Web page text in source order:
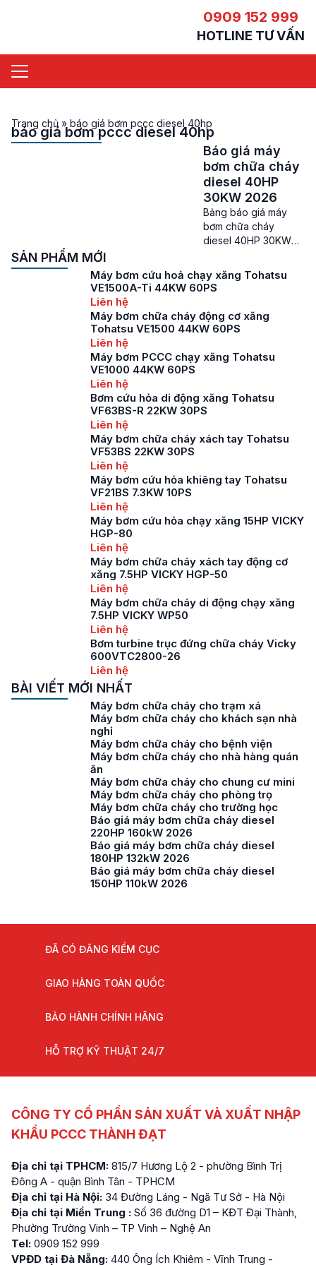
0909 152 999
HOTLINE TƯ VẤN
Trang chủ » báo giá bơm pccc diesel 40hp
báo giá bơm pccc diesel 40hp
Báo giá máy
bơm chữa cháy
diesel 40HP
30KW 2026
Bảng báo giá máy
bơm chữa cháy
diesel 40HP 30KW
bơm chữa cháy
diesel 40HP – Máy
càng đóng vai trò
quan trọng trong việc
nổ, cũng như giảm
Máy bơm chữa cháy
được […]
SẢN PHẨM MỚI
Máy bơm cứu hoả chạy xăng Tohatsu
VE1500A-Ti 44KW 60PS
Liên hệ
Máy bơm chữa cháy động cơ xăng
Tohatsu VE1500 44KW 60PS
Liên hệ
Máy bơm PCCC chạy xăng Tohatsu
VE1000 44KW 60PS
Liên hệ
Bơm cứu hỏa di động xăng Tohatsu
VF63BS-R 22KW 30PS
Liên hệ
Máy bơm chữa cháy xách tay Tohatsu
VF53BS 22KW 30PS
Liên hệ
Máy bơm cứu hỏa khiêng tay Tohatsu
VF21BS 7.3KW 10PS
Liên hệ
Máy bơm cứu hỏa chạy xăng 15HP VICKY
HGP-80
Liên hệ
Máy bơm chữa cháy xách tay động cơ
xăng 7.5HP VICKY HGP-50
Liên hệ
Máy bơm chữa cháy di động chạy xăng
7.5HP VICKY WP50
Liên hệ
Bơm turbine trục đứng chữa cháy Vicky
600VTC2800-26
Liên hệ
BÀI VIẾT MỚI NHẤT
Máy bơm chữa cháy cho trạm xá
Máy bơm chữa cháy cho khách sạn nhà
nghỉ
Máy bơm chữa cháy cho bệnh viện
Máy bơm chữa cháy cho nhà hàng quán
ăn
Máy bơm chữa cháy cho chung cư mini
Máy bơm chữa cháy cho phòng trọ
Máy bơm chữa cháy cho trường học
Báo giá máy bơm chữa cháy diesel
220HP 160kW 2026
Báo giá máy bơm chữa cháy diesel
180HP 132kW 2026
Báo giá máy bơm chữa cháy diesel
150HP 110kW 2026
ĐÃ CÓ ĐĂNG KIỂM CỤC
GIAO HÀNG TOÀN QUỐC
BẢO HÀNH CHÍNH HÃNG
HỖ TRỢ KỸ THUẬT 24/7
CÔNG TY CỔ PHẦN SẢN XUẤT VÀ XUẤT NHẬP
KHẨU PCCC THÀNH ĐẠT
Địa chỉ tại TPHCM: 815/7 Hương Lộ 2 - phường Bình Trị
Đông A - quận Bình Tân - TPHCM
Địa chỉ tại Hà Nội: 34 Đường Láng - Ngã Tư Sở - Hà Nội
Địa chỉ tại Miền Trung : Số 36 đường D1 – KĐT Đại Thành,
Phường Trường Vinh – TP Vinh – Nghệ An
Tel: 0909 152 999
VPĐD tại Đà Nẵng: 440 Ông Ích Khiêm - Vĩnh Trung -